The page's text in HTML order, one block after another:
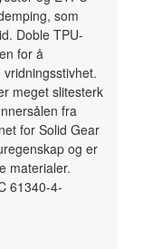
som
Doble TPU-
for å
meget slitesterk
fra
for Solid Gear
og er
materialer.
61340-4-